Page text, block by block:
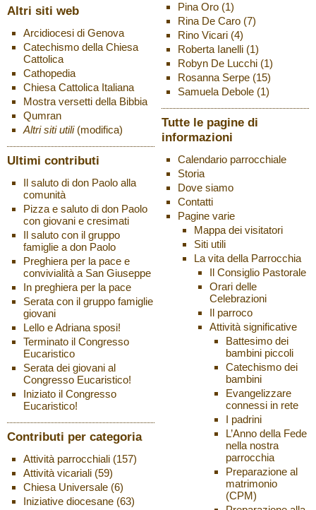
Altri siti web
Arcidiocesi di Genova
Catechismo della Chiesa
Cattolica
Cathopedia
Chiesa Cattolica Italiana
Mostra versetti della Bibbia
Qumran
Altri siti utili (modifica)
Ultimi contributi
Il saluto di don Paolo alla
comunità
Pizza e saluto di don Paolo
con giovani e cresimati
Il saluto con il gruppo
famiglie a don Paolo
Preghiera per la pace e
convivialità a San Giuseppe
In preghiera per la pace
Serata con il gruppo famiglie
giovani
Lello e Adriana sposi!
Terminato il Congresso
Eucaristico
Serata dei giovani al
Congresso Eucaristico!
Iniziato il Congresso
Eucaristico!
Contributi per categoria
Attività parrocchiali(157)
Attività vicariali(59)
Chiesa Universale(6)
Iniziative diocesane(63)
Pina Oro(1)
Rina De Caro(7)
Rino Vicari(4)
Roberta Ianelli(1)
Robyn De Lucchi(1)
Rosanna Serpe(15)
Samuela Debole(1)
Tutte le pagine di
informazioni
Calendario parrocchiale
Storia
Dove siamo
Contatti
Pagine varie
Mappa dei visitatori
Siti utili
La vita della Parrocchia
Il Consiglio Pastorale
Orari delle
Celebrazioni
Il parroco
Attività significative
Battesimo dei
bambini piccoli
Catechismo dei
bambini
Evangelizzare
connessi in rete
I padrini
L’Anno della Fede
nella nostra
parrocchia
Preparazione al
matrimonio
(CPM)